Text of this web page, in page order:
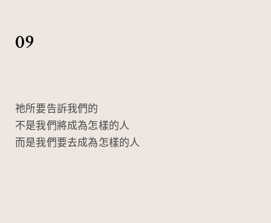
09
祂所要告訴我們的
不是我們將成為怎樣的人
而是我們要去成為怎樣的人